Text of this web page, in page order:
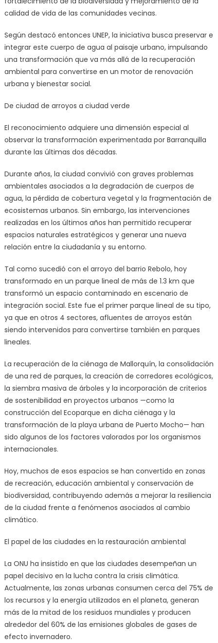
calidad de vida de las comunidades vecinas.
Según destacó entonces UNEP, la iniciativa busca preservar e
integrar este cuerpo de agua al paisaje urbano, impulsando
una transformación que va más allá de la recuperación
ambiental para convertirse en un motor de renovación
urbana y bienestar social.
De ciudad de arroyos a ciudad verde
El reconocimiento adquiere una dimensión especial al
observar la transformación experimentada por Barranquilla
durante las últimas dos décadas.
Durante años, la ciudad convivió con graves problemas
ambientales asociados a la degradación de cuerpos de
agua, la pérdida de cobertura vegetal y la fragmentación de
ecosistemas urbanos. Sin embargo, las intervenciones
realizadas en los últimos años han permitido recuperar
espacios naturales estratégicos y generar una nueva
relación entre la ciudadanía y su entorno.
Tal como sucedió con el arroyo del barrio Rebolo, hoy
transformado en un parque lineal de más de 1.3 km que
transformó un espacio contaminado en escenario de
integración social. Este fue el primer parque lineal de su tipo,
ya que en otros 4 sectores, afluentes de arroyos están
siendo intervenidos para convertirse también en parques
lineales.
La recuperación de la ciénaga de Mallorquín, la consolidación
de una red de parques, la creación de corredores ecológicos,
la siembra masiva de árboles y la incorporación de criterios
de sostenibilidad en proyectos urbanos —como la
construcción del Ecoparque en dicha ciénaga y la
transformación de la playa urbana de Puerto Mocho— han
sido algunos de los factores valorados por los organismos
internacionales.
Hoy, muchos de esos espacios se han convertido en zonas
de recreación, educación ambiental y conservación de
biodiversidad, contribuyendo además a mejorar la resiliencia
de la ciudad frente a fenómenos asociados al cambio
climático.
El papel de las ciudades en la restauración ambiental
La ONU ha insistido en que las ciudades desempeñan un
papel decisivo en la lucha contra la crisis climática.
Actualmente, las zonas urbanas consumen cerca del 75% de
los recursos y la energía utilizados en el planeta, generan
más de la mitad de los residuos mundiales y producen
alrededor del 60% de las emisiones globales de gases de
efecto invernadero.